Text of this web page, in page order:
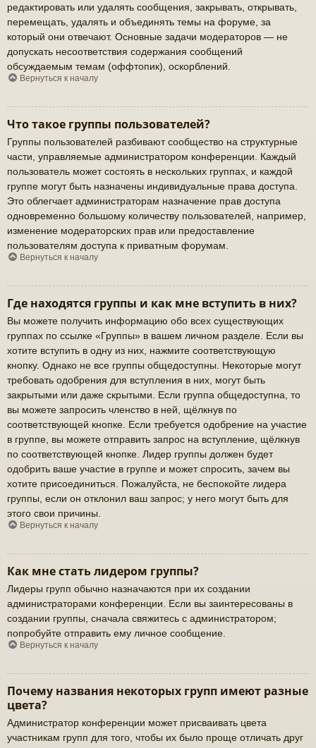
редактировать или удалять сообщения, закрывать, открывать,
перемещать, удалять и объединять темы на форуме, за
который они отвечают. Основные задачи модераторов — не
допускать несоответствия содержания сообщений
обсуждаемым темам (оффтопик), оскорблений.
Вернуться к началу
Что такое группы пользователей?
Группы пользователей разбивают сообщество на структурные
части, управляемые администратором конференции. Каждый
пользователь может состоять в нескольких группах, и каждой
группе могут быть назначены индивидуальные права доступа.
Это облегчает администраторам назначение прав доступа
одновременно большому количеству пользователей, например,
изменение модераторских прав или предоставление
пользователям доступа к приватным форумам.
Вернуться к началу
Где находятся группы и как мне вступить в них?
Вы можете получить информацию обо всех существующих
группах по ссылке «Группы» в вашем личном разделе. Если вы
хотите вступить в одну из них, нажмите соответствующую
кнопку. Однако не все группы общедоступны. Некоторые могут
требовать одобрения для вступления в них, могут быть
закрытыми или даже скрытыми. Если группа общедоступна, то
вы можете запросить членство в ней, щёлкнув по
соответствующей кнопке. Если требуется одобрение на участие
в группе, вы можете отправить запрос на вступление, щёлкнув
по соответствующей кнопке. Лидер группы должен будет
одобрить ваше участие в группе и может спросить, зачем вы
хотите присоединиться. Пожалуйста, не беспокойте лидера
группы, если он отклонил ваш запрос; у него могут быть для
этого свои причины.
Вернуться к началу
Как мне стать лидером группы?
Лидеры групп обычно назначаются при их создании
администраторами конференции. Если вы заинтересованы в
создании группы, сначала свяжитесь с администратором;
попробуйте отправить ему личное сообщение.
Вернуться к началу
Почему названия некоторых групп имеют разные
цвета?
Администратор конференции может присваивать цвета
участникам групп для того, чтобы их было проще отличать друг